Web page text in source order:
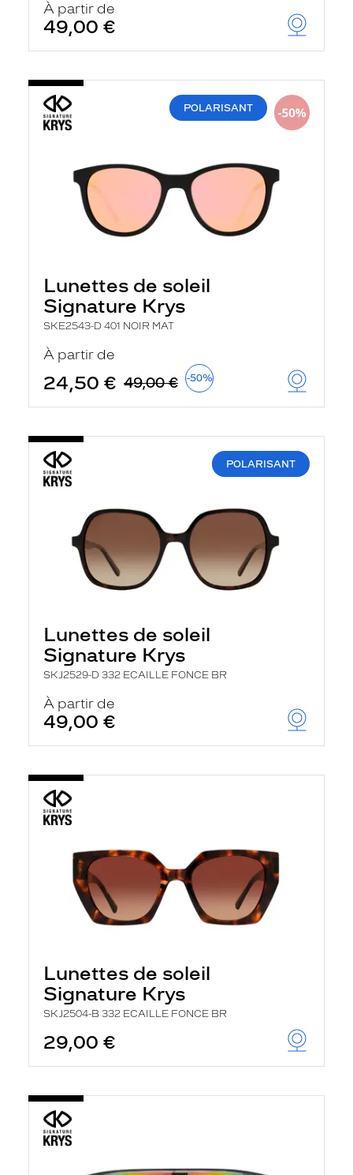
À partir de
49,00 €
POLARISANT
Lunettes de soleil
Signature Krys
SKE2543-D 401 NOIR MAT
À partir de
24,50 € 49,00 € -50%
POLARISANT
Lunettes de soleil
Signature Krys
SKJ2529-D 332 ECAILLE FONCE BR
À partir de
49,00 €
Lunettes de soleil
Signature Krys
SKJ2504-B 332 ECAILLE FONCE BR
29,00 €